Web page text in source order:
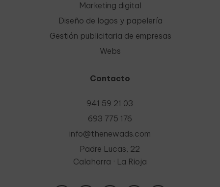
Marketing digital
Diseño de logos y papelería
Gestión publicitaria de empresas
Webs
Contacto
941 59 21 03
693 775 176
info@thenewads.com
Padre Lucas, 22
Calahorra · La Rioja